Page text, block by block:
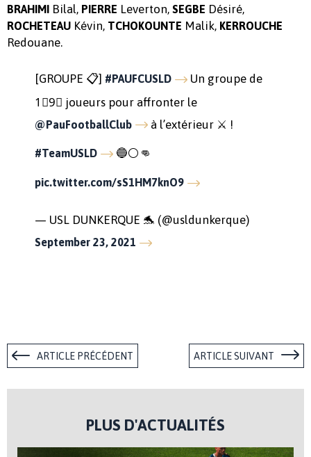
BRAHIMI Bilal, PIERRE Leverton, SEGBE Désiré,
ROCHETEAU Kévin, TCHOKOUNTE Malik, KERROUCHE
Redouane.
[GROUPE 📋] #PAUFCUSLD
Un groupe de
1⃣9⃣ joueurs pour affronter le
@PauFootballClub à l’extérieur ⚔️ !
#TeamUSLD 🔵⚪👊
pic.twitter.com/sS1HM7knO9
— USL DUNKERQUE 🐬 (@usldunkerque)
September 23, 2021
ARTICLE PRÉCÉDENT ARTICLE SUIVANT
PLUS D'ACTUALITÉS